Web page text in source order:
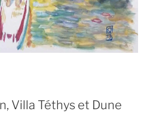
Villa Téthys et Dune